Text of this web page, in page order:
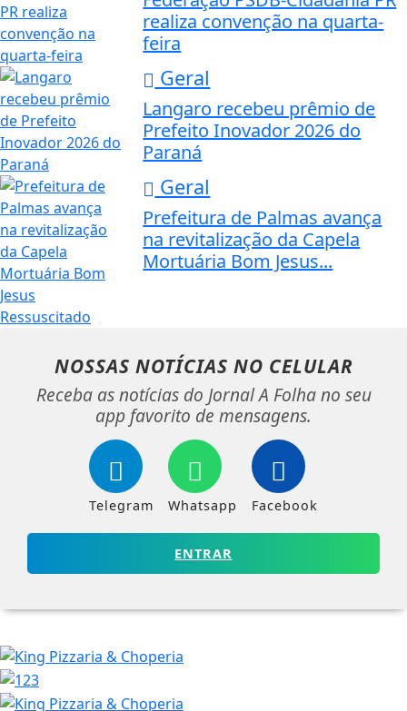
realiza convenção na quarta-
feira
Geral
Langaro recebeu prêmio de
Prefeito Inovador 2026 do
Paraná
Geral
Prefeitura de Palmas avança
na revitalização da Capela
Mortuária Bom Jesus...
NOSSAS NOTÍCIAS NO CELULAR
Receba as notícias do Jornal A Folha no seu
app favorito de mensagens.
Telegram Whatsapp Facebook
ENTRAR